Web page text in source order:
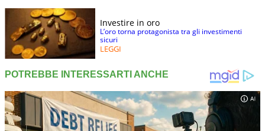
Investire in oro
L’oro torna protagonista tra gli investimenti
sicuri
LEGGI